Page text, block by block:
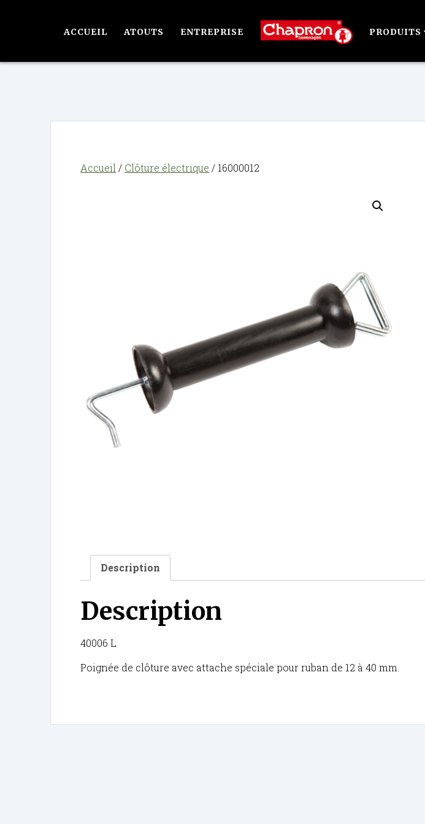
ACCUEIL ATOUTS ENTREPRISE PRODUITS
Accueil / Clôture électrique / 16000012
Description
Description
40006 L
Poignée de clôture avec attache spéciale pour ruban de 12 à 40 mm.